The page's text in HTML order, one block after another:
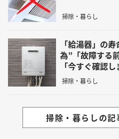
掃除・暮らし
「給湯器」の
為”「故障する
「今すぐ確認し
掃除・暮らし
掃除・暮らしの記